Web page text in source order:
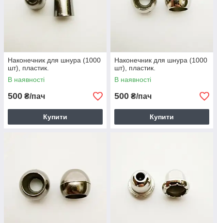
Наконечник для шнура (1000
шт), пластик.
В наявності
500 ₴/пач
Купити
Наконечник для шнура (1000
шт), пластик.
В наявності
500 ₴/пач
Купити